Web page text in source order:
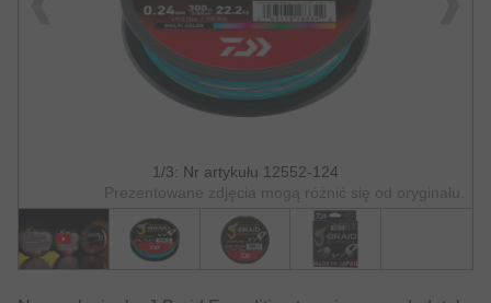
1/3: Nr artykułu 12552-124
Prezentowane zdjęcia mogą różnić się od oryginału.